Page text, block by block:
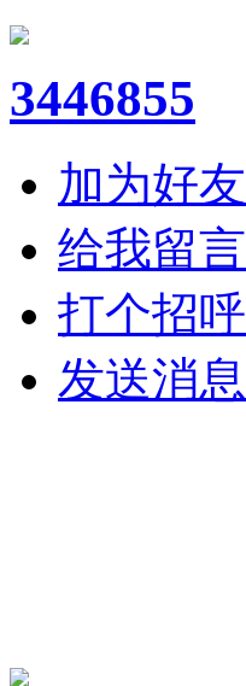
3446855
加为好友
给我留言
打个招呼
发送消息